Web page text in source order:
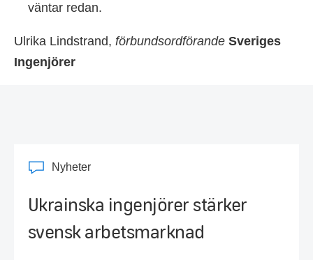
väntar redan.
Ulrika Lindstrand, förbundsordförande Sveriges
Ingenjörer
Nyheter
Ukrainska ingenjörer stärker
svensk arbetsmarknad